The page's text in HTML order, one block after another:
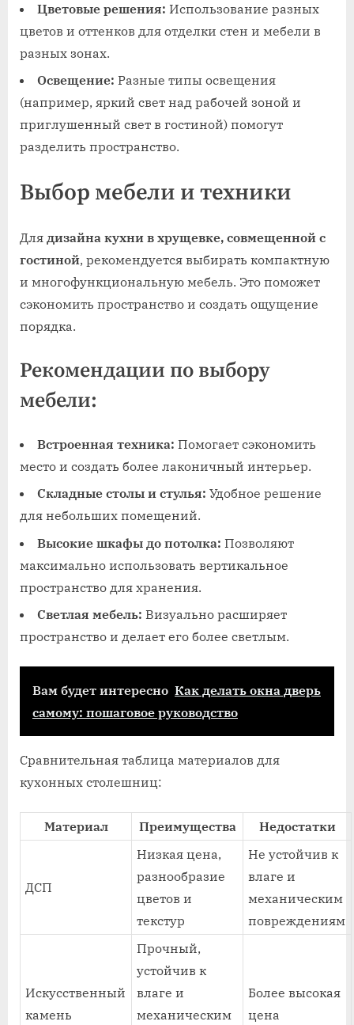
Цветовые решения: Использование разных
цветов и оттенков для отделки стен и мебели в
разных зонах.
Освещение: Разные типы освещения
(например, яркий свет над рабочей зоной и
приглушенный свет в гостиной) помогут
разделить пространство.
Выбор мебели и техники
Для дизайна кухни в хрущевке, совмещенной с
гостиной, рекомендуется выбирать компактную
и многофункциональную мебель. Это поможет
сэкономить пространство и создать ощущение
порядка.
Рекомендации по выбору
мебели:
Встроенная техника: Помогает сэкономить
место и создать более лаконичный интерьер.
Складные столы и стулья: Удобное решение
для небольших помещений.
Высокие шкафы до потолка: Позволяют
максимально использовать вертикальное
пространство для хранения.
Светлая мебель: Визуально расширяет
пространство и делает его более светлым.
Вам будет интересно Как делать окна дверь
самому: пошаговое руководство
Сравнительная таблица материалов для
кухонных столешниц:
Материал Преимущества Недостатки
ДСП
Низкая цена,
разнообразие
цветов и
текстур
Не устойчив к
влаге и
механическим
повреждениям
Искусственный
камень
Прочный,
устойчив к
влаге и
механическим
Более высокая
цена